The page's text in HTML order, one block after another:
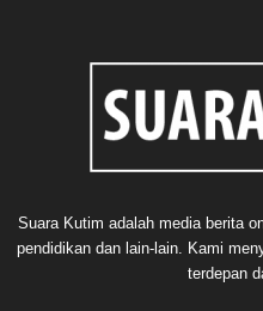
Suara Kutim adalah media berita
pendidikan dan lain-lain. Kami
terdepan